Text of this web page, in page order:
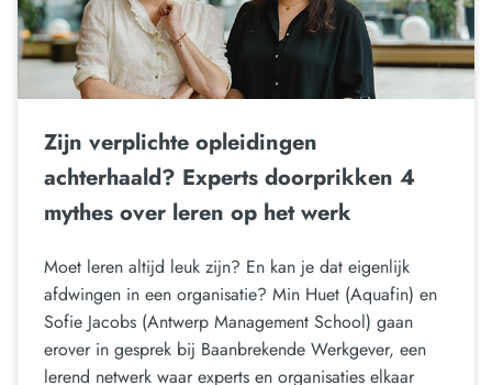
Zijn verplichte opleidingen
achterhaald? Experts doorprikken 4
mythes over leren op het werk
Moet leren altijd leuk zijn? En kan je dat eigenlijk
afdwingen in een organisatie? Min Huet (Aquafin) en
Sofie Jacobs (Antwerp Management School) gaan
erover in gesprek bij Baanbrekende Werkgever, een
lerend netwerk waar experts en organisaties elkaar